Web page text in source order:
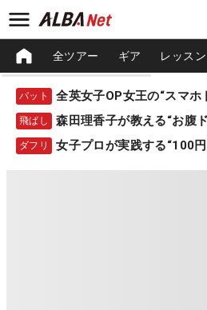
全ツアー ギア レッスン
パット 全英女子OP女王の“スマホ
飛ばし 森田理香子が教える“お腹
ダフリ 女子プロが実践する“100